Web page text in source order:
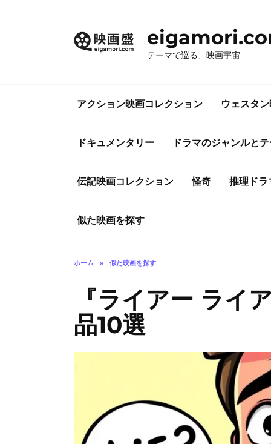
テーマで巡る、映画宇宙
アクション映画コレクション ウェスタ
ドキュメンタリー ドラマのジャンルと
伝記映画コレクション 怪奇 推理ドラ
似た映画を探す
ホーム » 似た映画を探す
『ライアー ライ
品10選